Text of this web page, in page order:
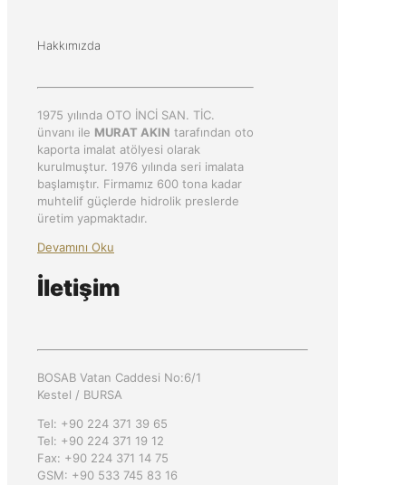
Hakkımızda
1975 yılında OTO İNCİ SAN. TİC.
ünvanı ile MURAT AKIN tarafından oto
kaporta imalat atölyesi olarak
kurulmuştur. 1976 yılında seri imalata
başlamıştır. Firmamız 600 tona kadar
muhtelif güçlerde hidrolik preslerde
üretim yapmaktadır.
Devamını Oku
İletişim
BOSAB Vatan Caddesi No:6/1
Kestel / BURSA
Tel: +90 224 371 39 65
Tel: +90 224 371 19 12
Fax: +90 224 371 14 75
GSM: +90 533 745 83 16